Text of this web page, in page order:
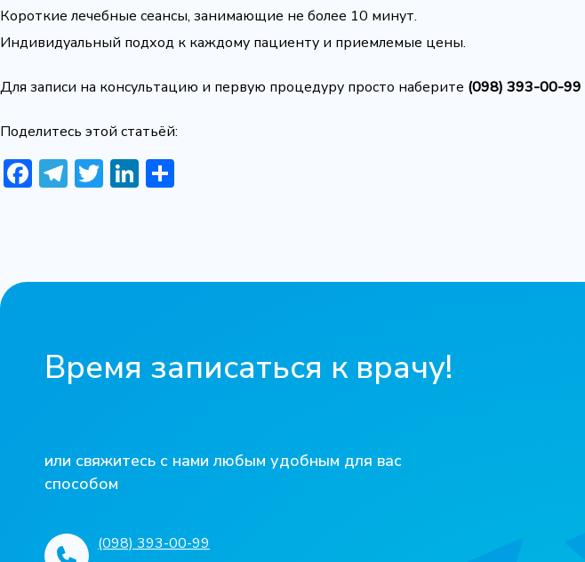
Короткие лечебные сеансы, занимающие не более 10 минут.
Индивидуальный подход к каждому пациенту и приемлемые цены.
Для записи на консультацию и первую процедуру просто наберите (098) 393-00-99
Поделитесь этой статьёй:
Facebook
Telegram
TwitterLinkedIn
Время записаться к врачу!
или свяжитесь с нами любым удобным для вас
способом
(098) 393-00-99